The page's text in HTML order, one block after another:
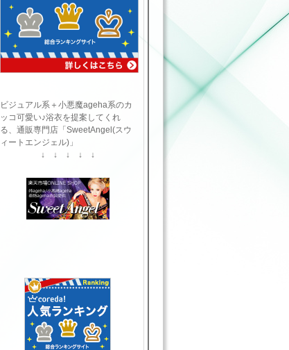
ビジュアル系＋小悪魔ageha系のカ
ッコ可愛い♪浴衣を提案してくれ
る、通販専門店「SweetAngel(スウ
ィートエンジェル)」
↓ ↓ ↓ ↓ ↓